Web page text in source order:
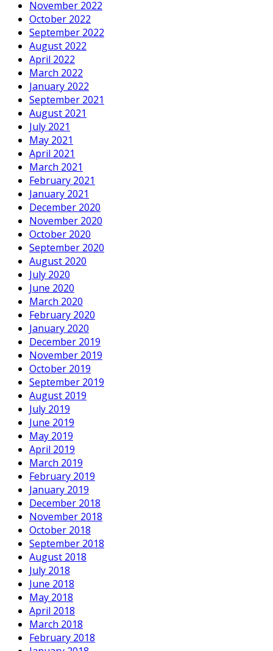
November 2022
October 2022
September 2022
August 2022
April 2022
March 2022
January 2022
September 2021
August 2021
July 2021
May 2021
April 2021
March 2021
February 2021
January 2021
December 2020
November 2020
October 2020
September 2020
August 2020
July 2020
June 2020
March 2020
February 2020
January 2020
December 2019
November 2019
October 2019
September 2019
August 2019
July 2019
June 2019
May 2019
April 2019
March 2019
February 2019
January 2019
December 2018
November 2018
October 2018
September 2018
August 2018
July 2018
June 2018
May 2018
April 2018
March 2018
February 2018